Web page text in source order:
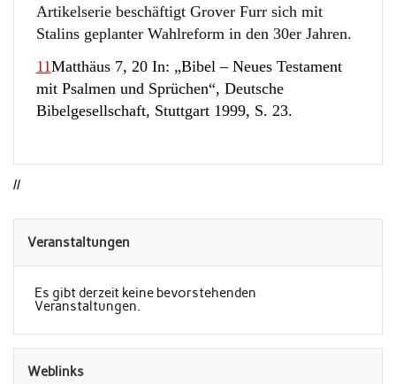
Artikelserie beschäftigt Grover Furr sich mit
Stalins geplanter Wahlreform in den 30er Jahren.
11Matthäus 7, 20 In: „Bibel – Neues Testament
mit Psalmen und Sprüchen“, Deutsche
Bibelgesellschaft, Stuttgart 1999, S. 23.
//
Veranstaltungen
Es gibt derzeit keine bevorstehenden
Veranstaltungen.
Weblinks